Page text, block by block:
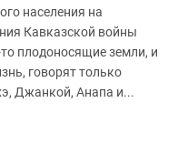
населения на
Кавказской войны
плодоносящие земли, и
говорят только
Джанкой, Анапа и...